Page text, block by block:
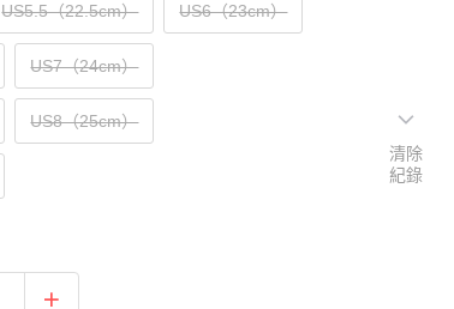
US5.5（22.5cm） US6（23cm）
US7（24cm）
US8（25cm）
清除
紀錄